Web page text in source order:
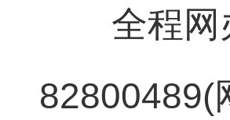
全程
82800489(